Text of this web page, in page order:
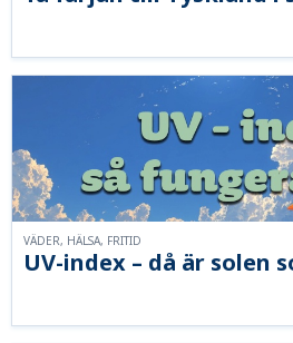
UV-index – då är solen
VÄDER, HÄLSA, FRITID